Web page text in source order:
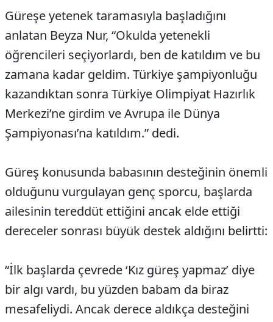
Güreşe yetenek taramasıyla başladığını
anlatan Beyza Nur, “Okulda yetenekli
öğrencileri seçiyorlardı, ben de katıldım ve bu
zamana kadar geldim. Türkiye şampiyonluğu
kazandıktan sonra Türkiye Olimpiyat Hazırlık
Merkezi’ne girdim ve Avrupa ile Dünya
Şampiyonası’na katıldım.” dedi.
Güreş konusunda babasının desteğinin önemli
olduğunu vurgulayan genç sporcu, başlarda
ailesinin tereddüt ettiğini ancak elde ettiği
dereceler sonrası büyük destek aldığını belirtti:
“İlk başlarda çevrede ‘Kız güreş yapmaz’ diye
bir algı vardı, bu yüzden babam da biraz
mesafeliydi. Ancak derece aldıkça desteğini